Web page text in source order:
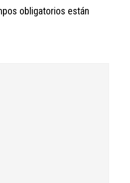
obligatorios están